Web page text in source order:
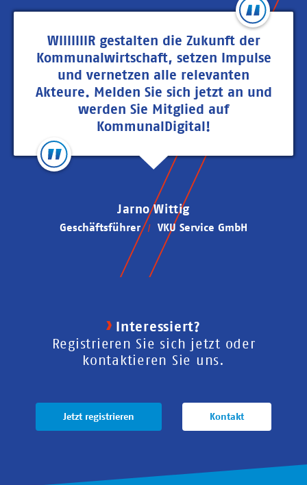
WIIIIIIIR gestalten die Zukunft der
Kommunalwirtschaft, setzen Impulse
und vernetzen alle relevanten
Akteure. Melden Sie sich jetzt an und
werden Sie Mitglied auf
KommunalDigital!
Jarno Wittig
Geschäftsführer VKU Service GmbH
Interessiert?
Registrieren Sie sich jetzt oder
kontaktieren Sie uns.
Jetzt registrieren Kontakt